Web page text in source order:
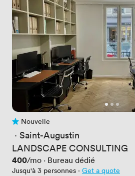
Pas encore d'avis
Nouvelle
· Saint-Augustin
LANDSCAPE CONSULTING
Prix
400/mo · Bureau dédié
Jusqu'à 3 personnes · Get a quote